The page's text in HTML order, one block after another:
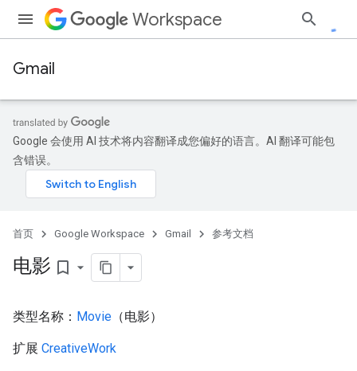
Workspace
Gmail
Google 会使用 AI 技术将内容翻译成您偏好的语言。AI 翻译可能包
含错误。
首页 Google Workspace Gmail 参考文档
电影 bookmark_border
类型名称： Movie （电影）
扩展 CreativeWork